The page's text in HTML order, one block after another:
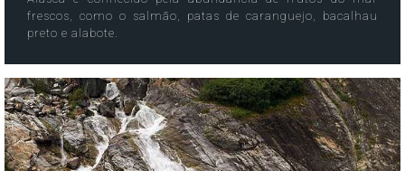
frescos, como o salmão, patas de caranguejo, bacalhau
preto e alabote.